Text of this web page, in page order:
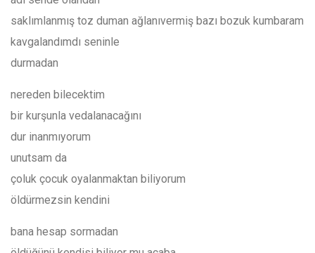
saklımlanmış toz duman ağlanıvermiş bazı bozuk kumbaram
kavgalandımdı seninle
durmadan
nereden bilecektim
bir kurşunla vedalanacağını
dur inanmıyorum
unutsam da
çoluk çocuk oyalanmaktan biliyorum
öldürmezsin kendini
bana hesap sormadan